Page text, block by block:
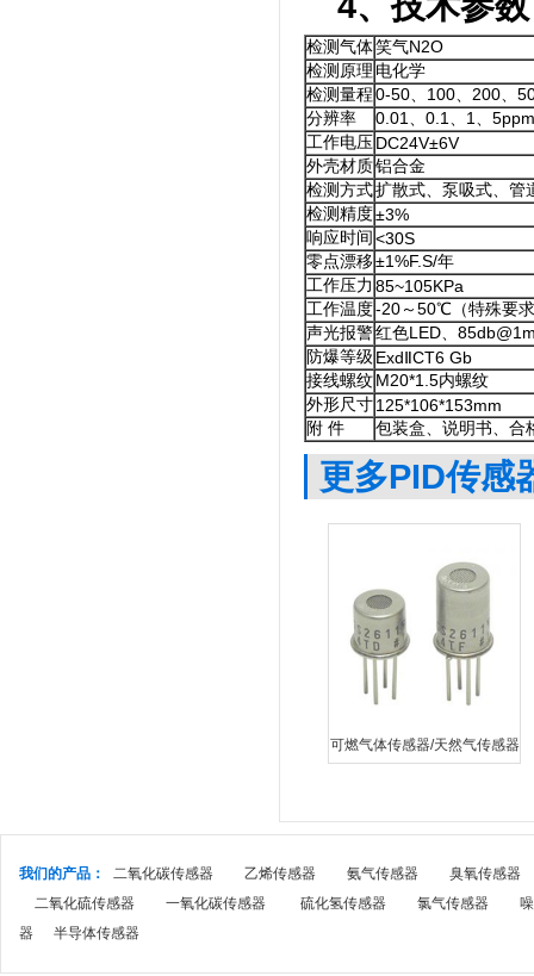
检测气体笑气N2O
检测原理 电化学
检测量程0-50、100、200、
分辨率
0.01、0.1、1、5ppm
工作电压DC24V±6V
外壳材质铝合金
检测方式扩散式、泵吸式、管
检测精度±3%
响应时间<30S
零点漂移±1%F.S/年
工作压力 85~105KPa
工作温度-20～50℃（特殊要
声光报警红色LED、
防爆等级 ExdⅡCT6 Gb
接线螺纹M20*1.5内螺纹
外形尺寸125*106*153mm
附 件
包装盒、说明书、合
更多PID传感
可燃气体传感器/天然气传感器
我们的产品： 二氧化碳传感器 乙烯传感器 氨气传感器
臭氧传感器
二氧化硫传感器
一氧化碳传感器 硫化氢传感器 氯气传感器
器
半导体传感器